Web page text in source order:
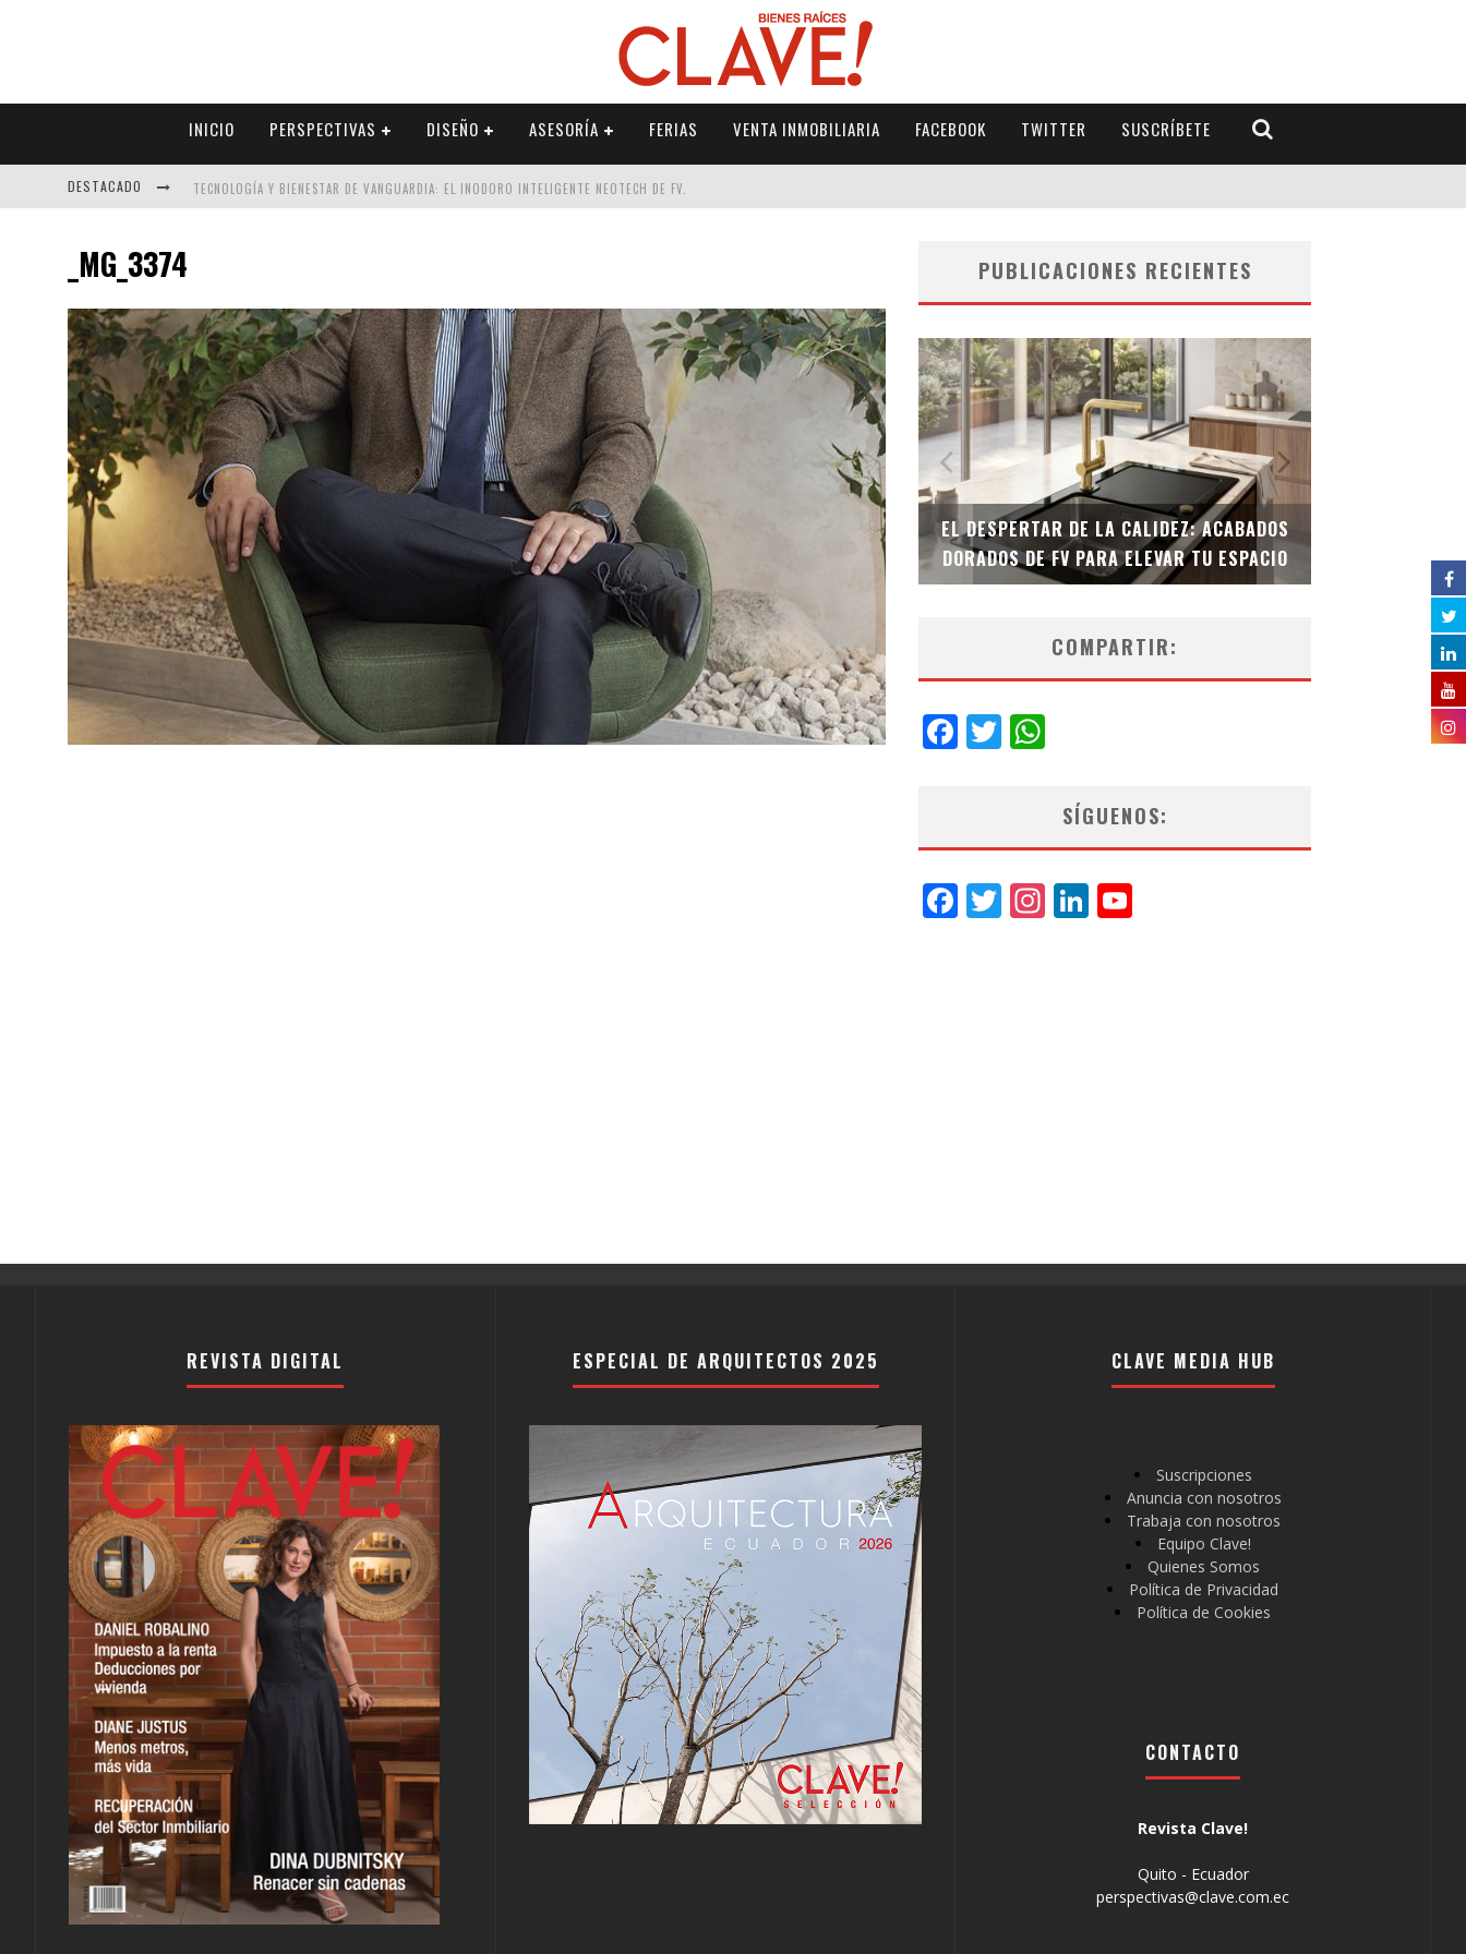
INICIO PERSPECTIVAS DISEÑO ASESORÍA FERIAS VENTA INMOBILIARIA FACEBOOK TWITTER SUSCRÍBETE
DESTACADO TECNOLOGÍA Y BIENESTAR DE VANGUARDIA: EL INODORO INTELIGENTE NEOTECH DE FV.
EL DESPERTAR DE LA CALIDEZ: ACABADOS DORADOS DE FV PARA ELEVAR TU ESPACIO
_MG_3374 PUBLICACIONES RECIENTES
SAINT-GOBAIN IMPTEK – XI CONVENCIÓN
INTERNACIONAL
EL DESPERTAR DE LA CALIDEZ: ACABADOS
DORADOS DE FV PARA ELEVAR TU ESPACIO
EL INODORO
COMPARTIR:
Facebook
Twitter
SÍGUENOS:
Facebook
Twitter
Instagram
LinkedIn
REVISTA DIGITAL ESPECIAL DE ARQUITECTOS 2025 CLAVE MEDIA HUB
Suscripciones
Anuncia con nosotros
Trabaja con nosotros
Equipo Clave!
Quienes Somos
Política de Privacidad
Política de Cookies
CONTACTO
Revista Clave!
Quito - Ecuador
perspectivas@clave.com.ec